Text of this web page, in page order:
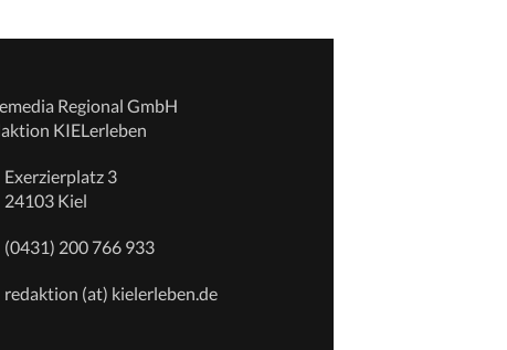
Regional GmbH
KIELerleben
Exerzierplatz 3
24103 Kiel
(0431) 200 766 933
redaktion (at) kielerleben.de